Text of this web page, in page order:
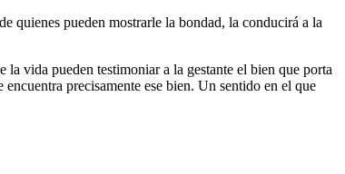
quienes pueden mostrarle la bondad, la conducirá a la
la vida pueden testimoniar a la gestante el bien que porta
precisamente ese bien. Un sentido en el que